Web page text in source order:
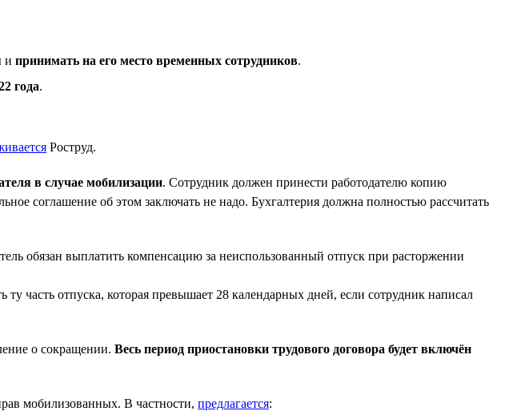
и принимать на его место временных сотрудников.
года.
Роструд.
в случае мобилизации. Сотрудник должен принести работодателю копию
соглашение об этом заключать не надо. Бухгалтерия должна полностью рассчитать
обязан выплатить компенсацию за неиспользованный отпуск при расторжении
часть отпуска, которая превышает 28 календарных дней, если сотрудник написал
о сокращении. Весь период приостановки трудового договора будет включён
мобилизованных. В частности, предлагается: